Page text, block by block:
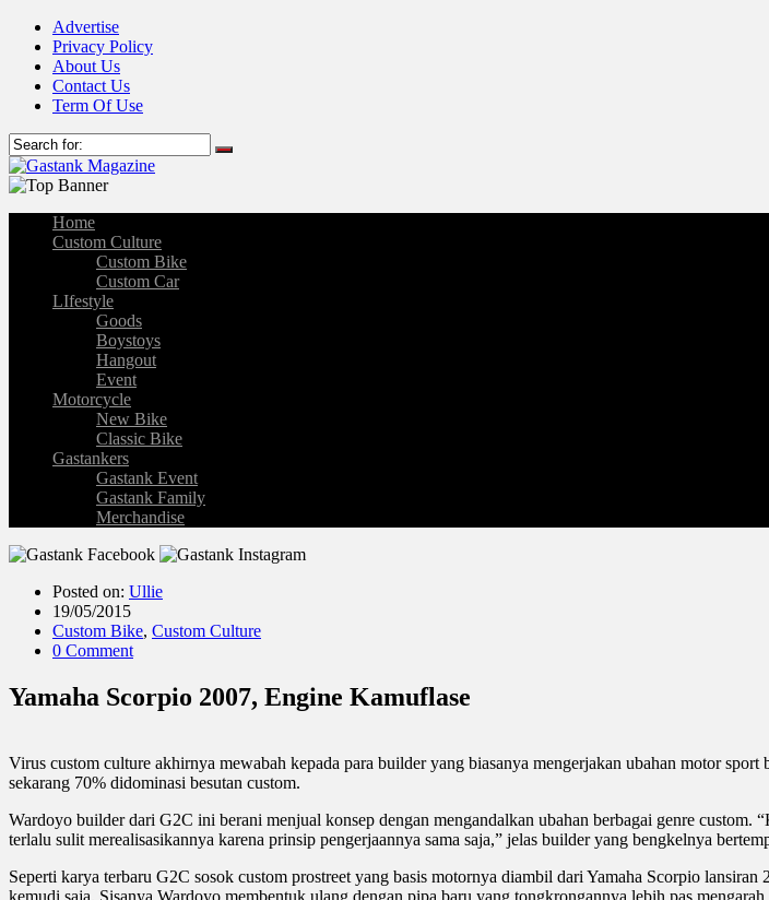
Advertise
Privacy Policy
About Us
Contact Us
Term Of Use
Home
Custom Culture
Custom Bike
Custom Car
LIfestyle
Goods
Boystoys
Hangout
Event
Motorcycle
New Bike
Classic Bike
Gastankers
Gastank Event
Gastank Family
Merchandise
Posted on: Ullie
19/05/2015
Custom Bike, Custom Culture
0 Comment
Yamaha Scorpio 2007, Engine Kamuflase
Virus custom culture akhirnya mewabah kepada para builder yang biasanya mengerjakan ubahan motor
sekarang 70% didominasi besutan custom.
Wardoyo builder dari G2C ini berani menjual konsep dengan mengandalkan ubahan berbagai genre
terlalu sulit merealisasikannya karena prinsip pengerjaannya sama saja,” jelas builder yang bengkelnya
Seperti karya terbaru G2C sosok custom prostreet yang basis motornya diambil dari Yamaha Scorpio
kemudi saja. Sisanya Wardoyo membentuk ulang dengan pipa baru yang tongkrongannya lebih pas mengarah